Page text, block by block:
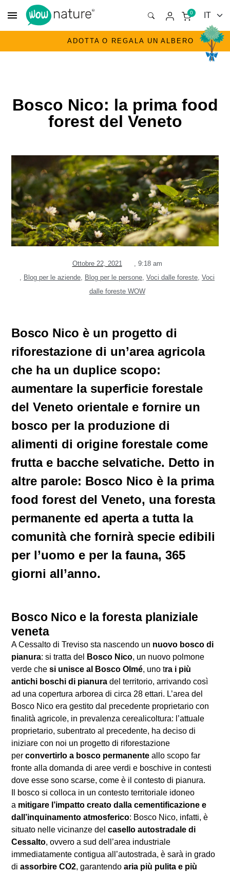
menu 0
ADOTTA O REGALA UN ALBERO
Bosco Nico: la prima food
forest del Veneto
Ottobre 22, 2021 , 9:18 am
, Blog per le aziende, Blog per le persone, Voci dalle foreste, Voci
dalle foreste WOW
Bosco Nico è un progetto di
riforestazione di un’area agricola
che ha un duplice scopo:
aumentare la superficie forestale
del Veneto orientale e fornire un
bosco per la produzione di
alimenti di origine forestale come
frutta e bacche selvatiche. Detto in
altre parole: Bosco Nico è la prima
food forest del Veneto, una foresta
permanente ed aperta a tutta la
comunità che fornirà specie edibili
per l’uomo e per la fauna, 365
giorni all’anno.
Bosco Nico e la foresta planiziale
veneta
A Cessalto di Treviso sta nascendo un nuovo bosco di
pianura: si tratta del Bosco Nico, un nuovo polmone
verde che si unisce al Bosco Olmé, uno tra i più
antichi boschi di pianura del territorio, arrivando così
ad una copertura arborea di circa 28 ettari. L’area del
Bosco Nico era gestito dal precedente proprietario con
finalità agricole, in prevalenza cerealicoltura: l’attuale
proprietario, subentrato al precedente, ha deciso di
iniziare con noi un progetto di riforestazione
per convertirlo a bosco permanente allo scopo far
fronte alla domanda di aree verdi e boschive in contesti
dove esse sono scarse, come è il contesto di pianura.
Il bosco si colloca in un contesto territoriale idoneo
a mitigare l’impatto creato dalla cementificazione e
dall’inquinamento atmosferico: Bosco Nico, infatti, è
situato nelle vicinanze del casello autostradale di
Cessalto, ovvero a sud dell’area industriale
immediatamente contigua all’autostrada, è sarà in grado
di assorbire CO2, garantendo aria più pulita e più